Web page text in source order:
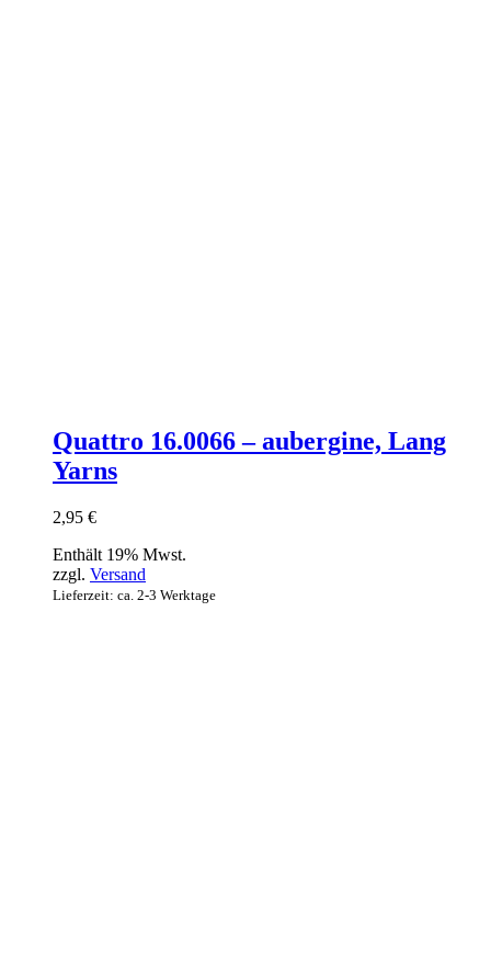
Quattro 16.0066 – aubergine, Lang
Yarns
2,95 €
Enthält 19% Mwst.
zzgl. Versand
Lieferzeit: ca. 2-3 Werktage